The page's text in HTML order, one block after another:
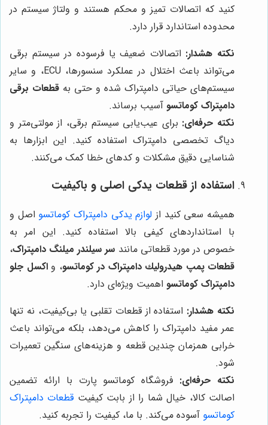
کنید که اتصالات تمیز و محکم هستند و ولتاژ سیستم در
محدوده استاندارد قرار دارد.
نکته هشدار: اتصالات ضعیف یا فرسوده در سیستم برقی
می‌تواند باعث اختلال در عملکرد سنسورها، ECU، و سایر
سیستم‌های حیاتی دامپتراک شده و حتی به قطعات برقی
دامپتراک کوماتسو آسیب برساند.
نکته حرفه‌ای: برای عیب‌یابی سیستم برقی، از مولتی‌متر و
دیاگ تخصصی دامپتراک استفاده کنید. این ابزارها به
شناسایی دقیق مشکلات و کدهای خطا کمک می‌کنند.
استفاده از قطعات یدکی اصلی و باکیفیت
همیشه سعی کنید از لوازم یدکی دامپتراک کوماتسو اصل و
با استانداردهای کیفی بالا استفاده کنید. این امر به
خصوص در مورد قطعاتی مانند سر سیلندر میلنگ دامپتراک،
قطعات پمپ هيدروليك دامپتراک در کوماتسو، واکسل جلو
دامپتراک کوماتسو اهمیت ویژه‌ای دارد.
نکته هشدار: استفاده از قطعات تقلبی یا بی‌کیفیت، نه تنها
عمر مفید دامپتراک را کاهش می‌دهد، بلکه می‌تواند باعث
خرابی همزمان چندین قطعه و هزینه‌های سنگین تعمیرات
شود.
نکته حرفه‌ای: فروشگاه کوماتسو پارت با ارائه تضمین
اصالت کالا، خیال شما را از بابت کیفیت قطعات دامپتراک
کوماتسو آسوده می‌کند. با ما، کیفیت را تجربه کنید.